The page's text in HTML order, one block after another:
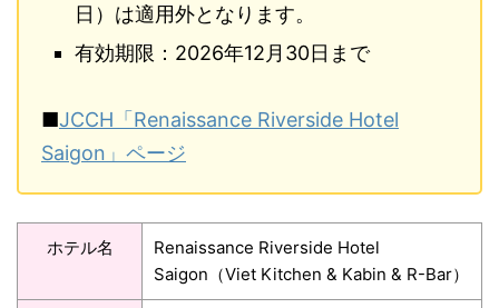
日）は適用外となります。
有効期限： 2026年12月30日まで
■JCCH「Renaissance Riverside Hotel
Saigon」ページ
ホテル名
Renaissance Riverside Hotel
Saigon（Viet Kitchen & Kabin & R-Bar）